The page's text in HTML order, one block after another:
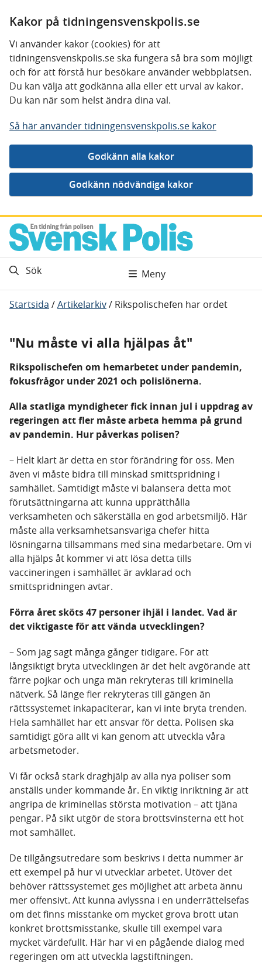
Kakor på tidningensvenskpolis.se
Vi använder kakor (cookies) för att
tidningensvenskpolis.se ska fungera så bra som möjligt
och för att förstå hur besökare använder webbplatsen.
Du kan välja att godkänna alla eller ett urval av kakor.
Du kan när som helst ändra dina val.
Så här använder tidningensvenskpolis.se kakor
Gå direkt till innehåll
Sök Meny
Startsida /Artikelarkiv/ Rikspolischefen har ordet
"Nu måste vi alla hjälpas åt"
Rikspolischefen om hemarbetet under pandemin,
fokusfrågor under 2021 och polislönerna.
Alla statliga myndigheter fick innan jul i uppdrag av
regeringen att fler måste arbeta hemma på grund
av pandemin. Hur påverkas polisen?
– Helt klart är detta en stor förändring för oss. Men
även vi måste bidra till minskad smittspridning i
samhället. Samtidigt måste vi balansera detta mot
förutsättningarna att kunna upprätthålla
verksamheten och säkerställa en god arbetsmiljö. Här
måste alla verksamhetsansvariga chefer hitta
lösningarna tillsammans med sina medarbetare. Om vi
alla hjälps åt kommer vi att lösa detta tills
vaccineringen i samhället är avklarad och
smittspridningen avtar.
Förra året sköts 47 personer ihjäl i landet. Vad är
det viktigaste för att vända utvecklingen?
– Som jag sagt många gånger tidigare. För att
långsiktigt bryta utvecklingen är det helt avgörande att
färre pojkar och unga män rekryteras till kriminella
nätverk. Så länge fler rekryteras till gängen än
rättssystemet inkapaciterar, kan vi inte bryta trenden.
Hela samhället har ett ansvar för detta. Polisen ska
samtidigt göra allt vi kan genom att utveckla våra
arbetsmetoder.
Vi får också stark draghjälp av alla nya poliser som
anställs under kommande år. En viktig inriktning är att
angripa de kriminellas största motivation – att tjäna
pengar. På sikt utgör de stora brottsvinsterna ett hot
mot samhället.
De tillgångsutredare som beskrivs i detta nummer är
ett exempel på hur vi utvecklar arbetet. Utöver det
behöver rättssystemet ges möjlighet att arbeta ännu
mer offensivt. Att kunna avlyssna i en underrättelsefas
om det finns misstanke om mycket grova brott utan
konkret brottsmisstanke, skulle till exempel vara
mycket värdefullt. Här har vi en pågående dialog med
regeringen om att utveckla lagstiftningen.